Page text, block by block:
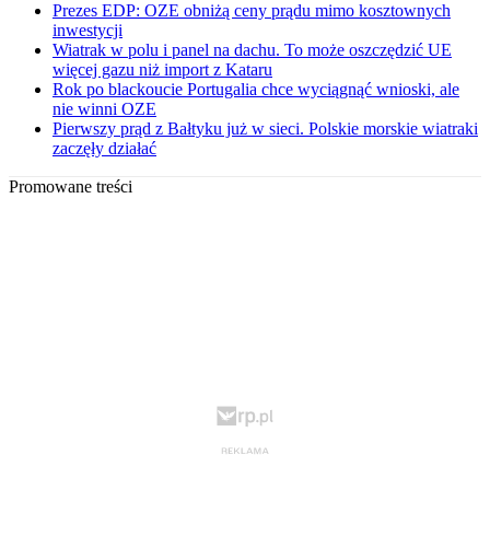
Prezes EDP: OZE obniżą ceny prądu mimo kosztownych
inwestycji
Wiatrak w polu i panel na dachu. To może oszczędzić UE
więcej gazu niż import z Kataru
Rok po blackoucie Portugalia chce wyciągnąć wnioski, ale
nie winni OZE
Pierwszy prąd z Bałtyku już w sieci. Polskie morskie wiatraki
zaczęły działać
Promowane treści